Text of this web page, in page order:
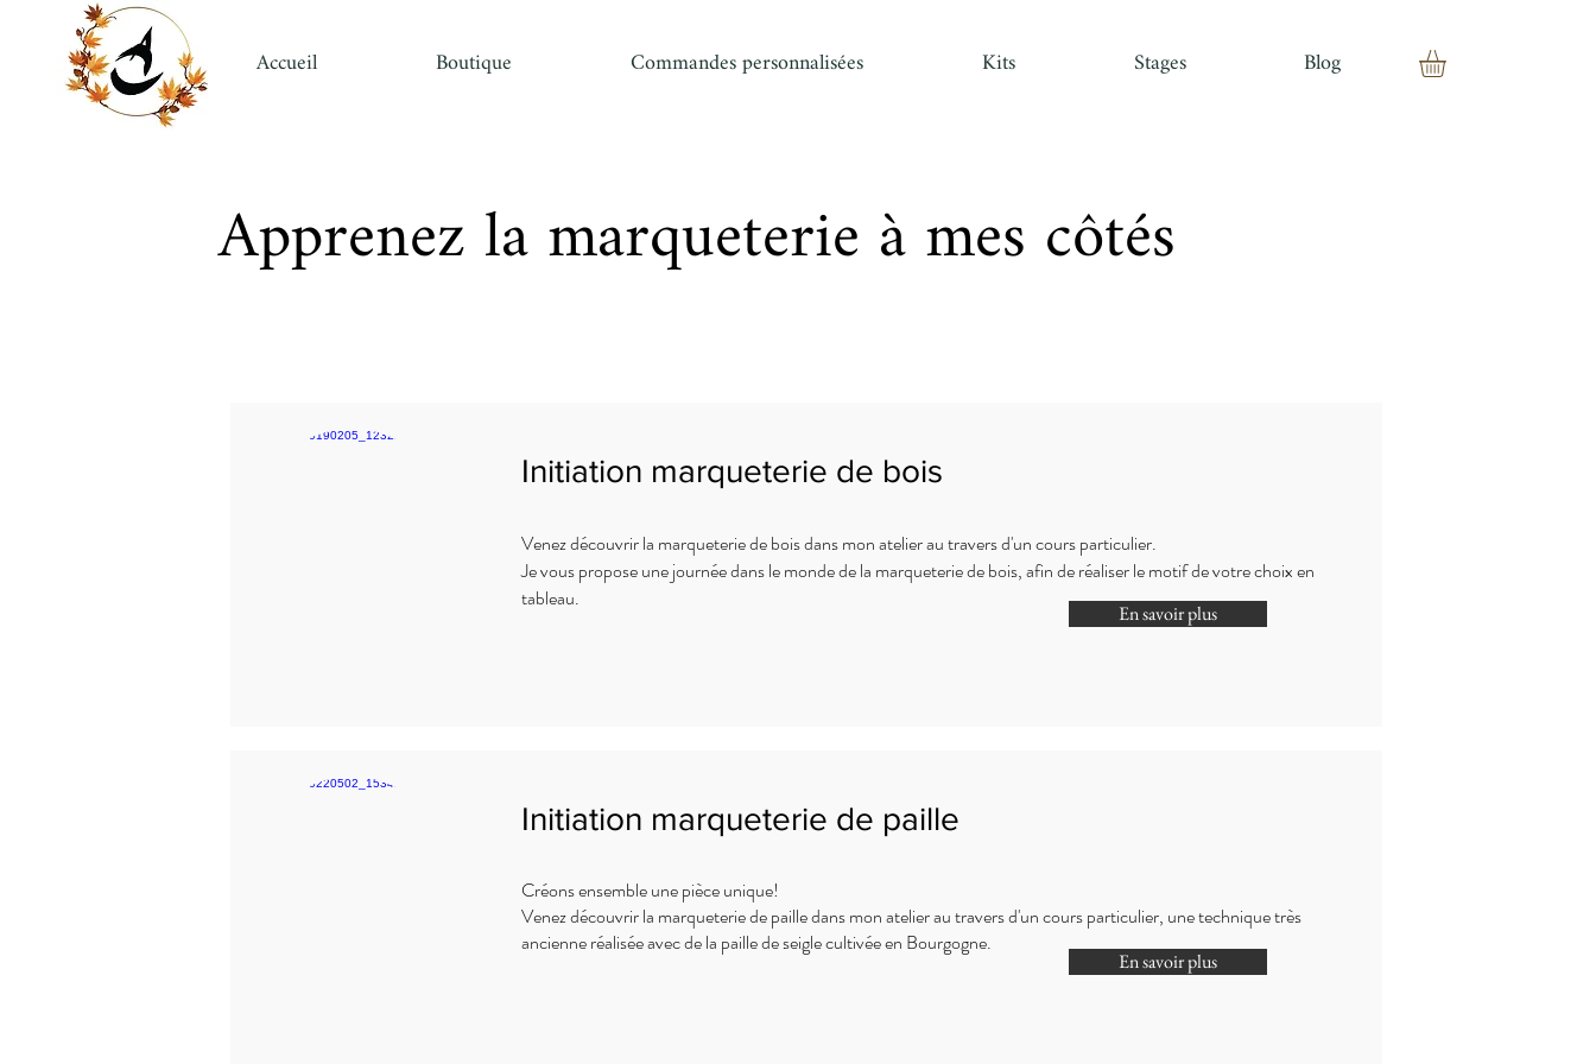
Accueil Boutique Commandes personnalisées Kits Stages Blog
Apprenez la marqueterie à mes côtés
Initiation marqueterie de bois
Venez découvrir la marqueterie de bois dans mon atelier au travers d'un cours particulier.
Je vous propose une journée dans le monde de la marqueterie de bois, afin de réaliser le motif de votre choix en
tableau.
En savoir plus
Initiation marqueterie de paille
Créons ensemble une pièce unique!
​Venez découvrir la marqueterie de paille dans mon atelier au travers d'un cours particulier, une technique très
ancienne réalisée avec de la paille de seigle cultivée en Bourgogne.
En savoir plus